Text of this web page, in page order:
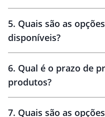
personalização
amostra virtual
5. Quais são as
disponíveis?
6. Qual é o prazo de
produtos?
7. Quais são as